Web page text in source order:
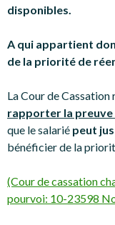
disponibles.
A qui appartient
de la priorité de
La Cour de Cassation
rapporter la preuve
que le salarié peut
bénéficier de la
(Cour de cassation
pourvoi: 10-23598